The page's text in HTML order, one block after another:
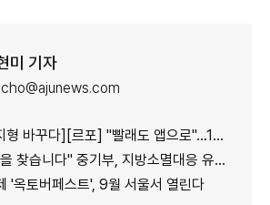
미 기자
르포] "빨래도 앱으로"…1인가구 사로잡은 '비대면 세탁공장'
습니다" 중기부, 지방소멸대응 유공자 모집
'옥토버페스트', 9월 서울서 열린다